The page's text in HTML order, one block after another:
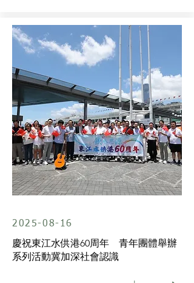
2025-08-16
慶祝東江水供港60周年 青年團體舉辦
系列活動冀加深社會認識